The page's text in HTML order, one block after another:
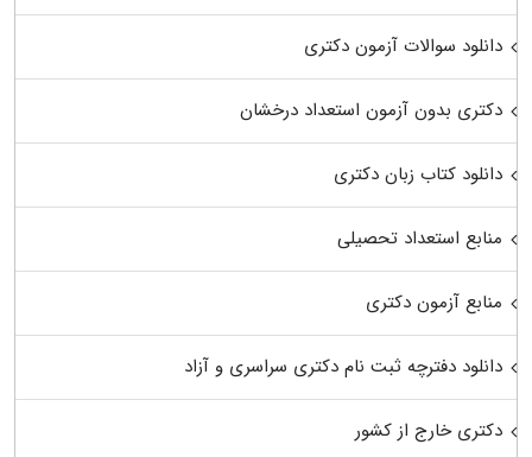
دانلود سوالات آزمون دکتری
دکتری بدون آزمون استعداد درخشان
دانلود کتاب زبان دکتری
منابع استعداد تحصیلی
منابع آزمون دکتری
دانلود دفترچه ثبت نام دکتری سراسری و آزاد
دکتری خارج از کشور